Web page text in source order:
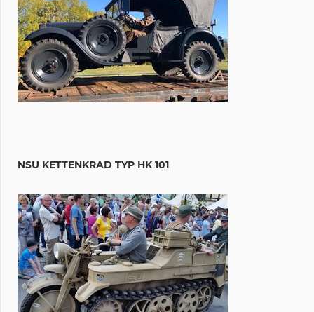
NSU KETTENKRAD TYP HK 101